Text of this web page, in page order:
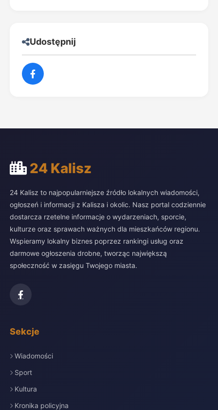
Udostępnij
24 Kalisz
24 Kalisz to najpopularniejsze źródło lokalnych wiadomości,
ogłoszeń i informacji z Kalisza i okolic. Nasz portal codziennie
dostarcza rzetelne informacje o wydarzeniach, sporcie,
kulturze oraz sprawach ważnych dla mieszkańców regionu.
Wspieramy lokalny biznes poprzez rankingi usług oraz
darmowe ogłoszenia drobne, tworząc największą
społeczność w zasięgu Twojego miasta.
Sekcje
Wiadomości
Sport
Kultura
Kronika policyjna